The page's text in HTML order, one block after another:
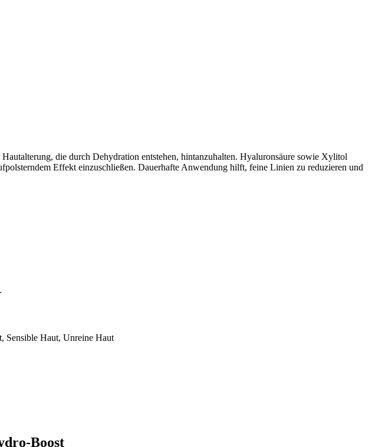
die durch Dehydration entstehen, hintanzuhalten. Hyaluronsäure sowie Xylitol
Effekt einzuschließen. Dauerhafte Anwendung hilft, feine Linien zu reduzieren und
Sensible Haut, Unreine Haut
Boost